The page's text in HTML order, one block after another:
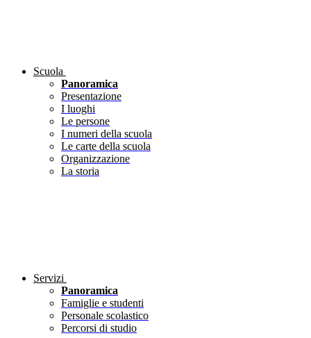
Scuola
Panoramica
Presentazione
I luoghi
Le persone
I numeri della scuola
Le carte della scuola
Organizzazione
La storia
Servizi
Panoramica
Famiglie e studenti
Personale scolastico
Percorsi di studio